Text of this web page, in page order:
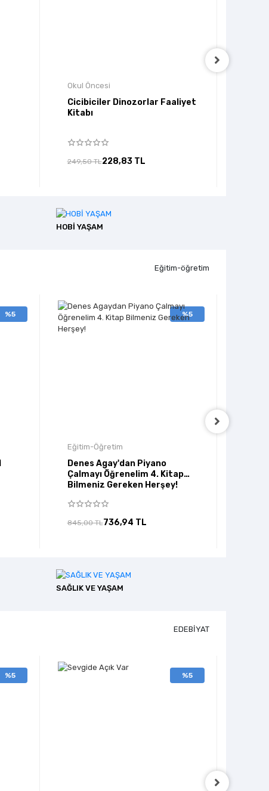
Okul Öncesi
Cicibiciler Dinozorlar Faaliyet
Kitabı
249,50 TL228,83 TL
HOBİ YAŞAM
Eğitim-öğretim
%5 %5
Eğitim-Öğretim
Denes Agay'dan Piyano
Çalmayı Öğrenelim 4. Kitap
Bilmeniz Gereken Herşey!
845,00 TL736,94 TL
SAĞLIK VE YAŞAM
EDEBİYAT
%5 %5